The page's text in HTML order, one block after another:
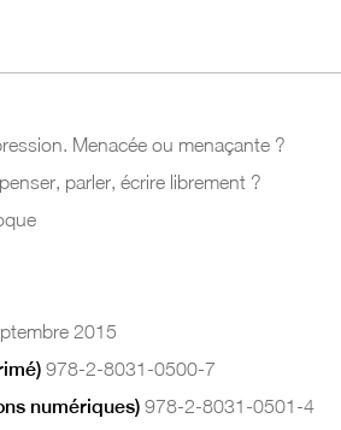
Menacée ou menaçante ?
parler, écrire librement ?
2015
978-2-8031-0500-7
numériques) 978-2-8031-0501-4